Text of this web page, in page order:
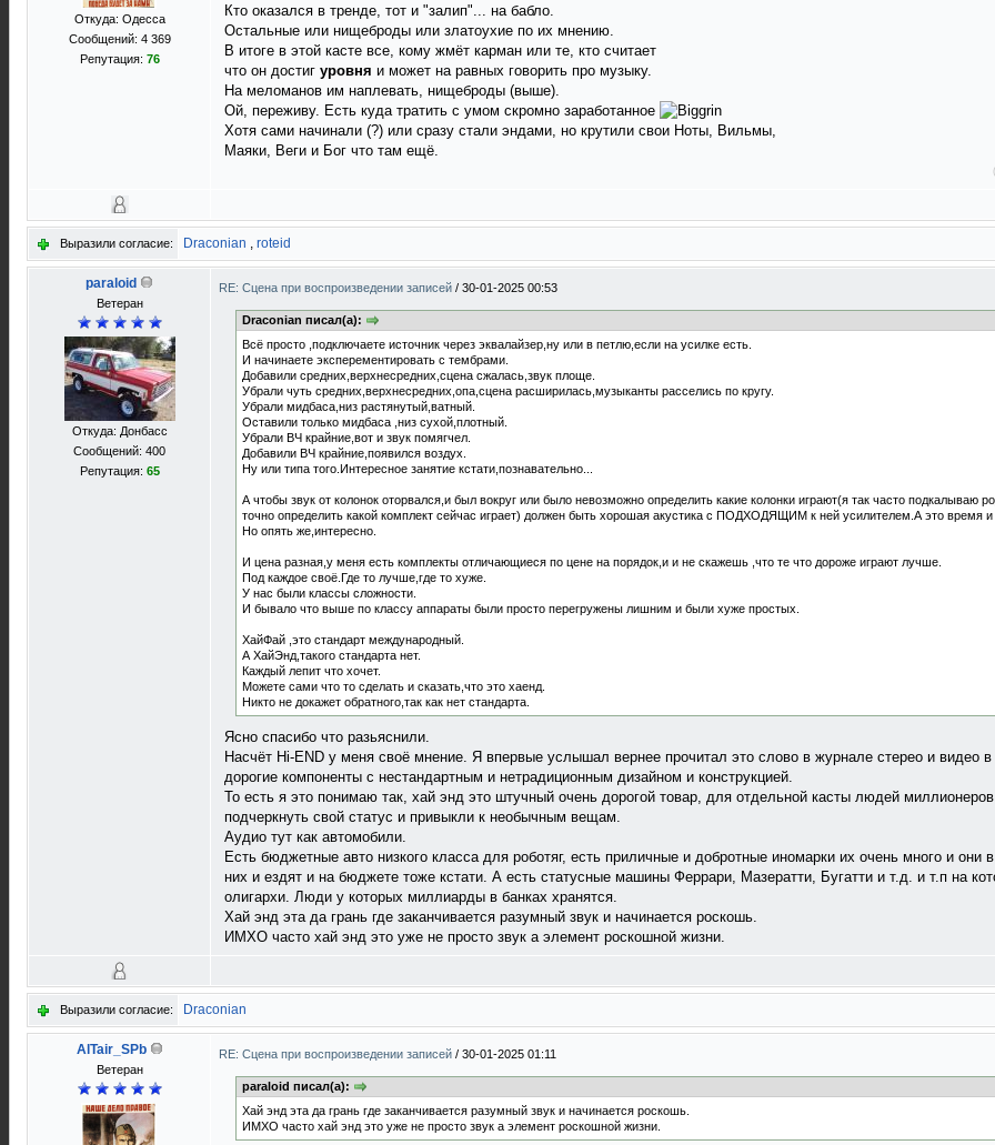
Откуда: Одесса
Сообщений: 4 369
Репутация: 76
Кто оказался в тренде, тот и "залип"... на бабло.
Остальные или нищеброды или златоухие по их мнению.
В итоге в этой касте все, кому жмёт карман или те, кто считает
что он достиг уровня и может на равных говорить про музыку.
На меломанов им наплевать, нищеброды (выше).
Ой, переживу. Есть куда тратить с умом скромно заработанное
Хотя сами начинали (?) или сразу стали эндами, но крутили свои Ноты, Вильмы,
Маяки, Веги и Бог что там ещё.
Выразили согласие: Draconian , roteid
paraloid
Ветеран
Откуда: Донбасс
Сообщений: 400
Репутация: 65
RE: Сцена при воспроизведении записей / 30-01-2025 00:53
Draconian писал(а):
Всё просто ,подключаете источник через эквалайзер,ну или в петлю,если на усилке есть.
И начинаете эксперементировать с тембрами.
Добавили средних,верхнесредних,сцена сжалась,звук площе.
Убрали чуть средних,верхнесредних,опа,сцена расширилась,музыканты расселись по кругу.
Убрали мидбаса,низ растянутый,ватный.
Оставили только мидбаса ,низ сухой,плотный.
Убрали ВЧ крайние,вот и звук помягчел.
Добавили ВЧ крайние,появился воздух.
Ну или типа того.Интересное занятие кстати,познавательно...
А чтобы звук от колонок оторвался,и был вокруг или было невозможно определить какие колонки играют(я так часто подкалываю
точно определить какой комплект сейчас играет) должен быть хорошая акустика с ПОДХОДЯЩИМ к ней усилителем.А это время и
Но опять же,интересно.
И цена разная,у меня есть комплекты отличающиеся по цене на порядок,и и не скажешь ,что те что дороже играют лучше.
Под каждое своё.Где то лучше,где то хуже.
У нас были классы сложности.
И бывало что выше по классу аппараты были просто перегружены лишним и были хуже простых.
ХайФай ,это стандарт международный.
А ХайЭнд,такого стандарта нет.
Каждый лепит что хочет.
Можете сами что то сделать и сказать,что это хаенд.
Никто не докажет обратного,так как нет стандарта.
Ясно спасибо что разьяснили.
Насчёт Hi-END у меня своё мнение. Я впервые услышал вернее прочитал это слово в журнале стерео и видео
дорогие компоненты с нестандартным и нетрадиционным дизайном и конструкцией.
То есть я это понимаю так, хай энд это штучный очень дорогой товар, для отдельной касты людей
подчеркнуть свой статус и привыкли к необычным вещам.
Аудио тут как автомобили.
Есть бюджетные авто низкого класса для роботяг, есть приличные и добротные иномарки их очень много и
них и ездят и на бюджете тоже кстати. А есть статусные машины Феррари, Мазератти, Бугатти и т.д. и т.п на
олигархи. Люди у которых миллиарды в банках хранятся.
Хай энд эта да грань где заканчивается разумный звук и начинается роскошь.
ИМХО часто хай энд это уже не просто звук а элемент роскошной жизни.
Выразили согласие: Draconian
AlTair_SPb
Ветеран
RE: Сцена при воспроизведении записей / 30-01-2025 01:11
paraloid писал(а):
Хай энд эта да грань где заканчивается разумный звук и начинается роскошь.
ИМХО часто хай энд это уже не просто звук а элемент роскошной жизни.